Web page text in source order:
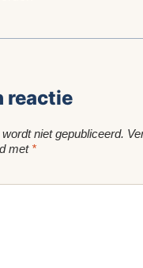
reactie
niet gepubliceerd.
met *